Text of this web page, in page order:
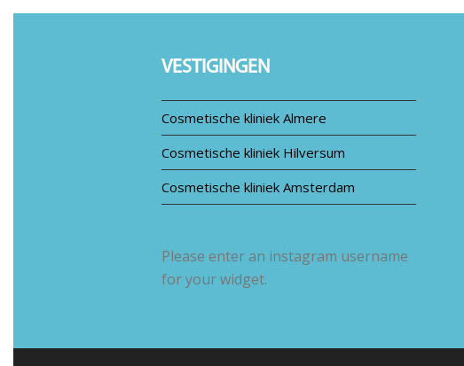
VESTIGINGEN
Cosmetische kliniek Almere
Cosmetische kliniek Hilversum
Cosmetische kliniek Amsterdam
Please enter an instagram username
for your widget.